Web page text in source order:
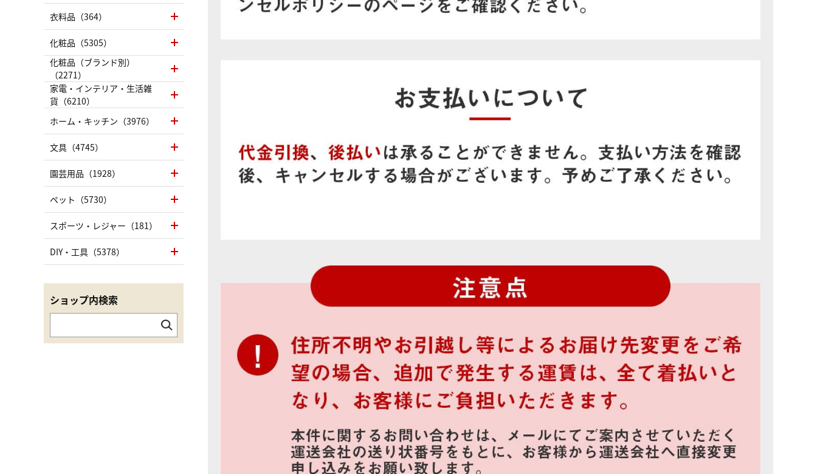
衣料品（364）
化粧品（5305）
化粧品（ブランド別）
（2271）
家電・インテリア・生活雑
貨（6210）
ホーム・キッチン（3976）
文具（4745）
園芸用品（1928）
ペット（5730）
スポーツ・レジャー（181）
DIY・工具（5378）
ショップ内検索